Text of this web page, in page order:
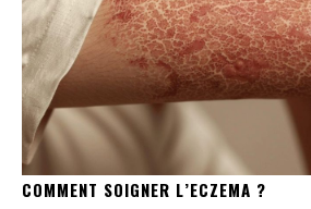
COMMENT SOIGNER L’ECZEMA ?